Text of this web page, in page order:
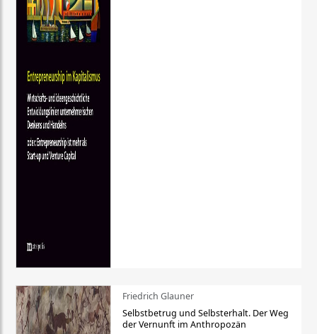
Friedrich Glauner
Selbstbetrug und Selbsterhalt. Der Weg
der Vernunft im Anthropozän